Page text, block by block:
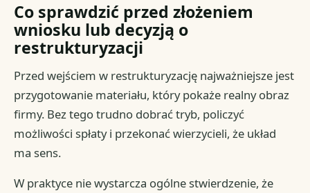
Co sprawdzić przed złożeniem
wniosku lub decyzją o
restrukturyzacji
Przed wejściem w restrukturyzację najważniejsze jest
przygotowanie materiału, który pokaże realny obraz
firmy. Bez tego trudno dobrać tryb, policzyć
możliwości spłaty i przekonać wierzycieli, że układ
ma sens.
W praktyce nie wystarcza ogólne stwierdzenie, że